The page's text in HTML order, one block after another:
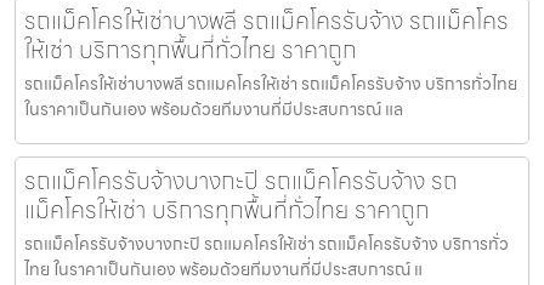
รถแม็คโครให้เช่าบางพลี รถแม็คโครรับจ้าง รถแม็คโคร
ให้เช่า บริการทุกพื้นที่ทั่วไทย ราคาถูก
รถแม็คโครให้เช่าบางพลี รถแมคโครให้เช่า รถแม็คโครรับจ้าง บริการทั่วไทย
ในราคาเป็นกันเอง พร้อมด้วยทีมงานที่มีประสบการณ์ แล
รถแม็คโครรับจ้างบางกะปิ รถแม็คโครรับจ้าง รถ
แม็คโครให้เช่า บริการทุกพื้นที่ทั่วไทย ราคาถูก
รถแม็คโครรับจ้างบางกะปิ รถแมคโครให้เช่า รถแม็คโครรับจ้าง บริการทั่ว
ไทย ในราคาเป็นกันเอง พร้อมด้วยทีมงานที่มีประสบการณ์ แ